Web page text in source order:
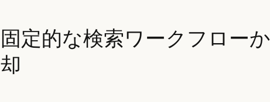
固定的な検索ワークフロー
却